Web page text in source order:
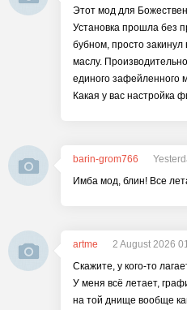
Этот мод для
Установка прошла без
бубном, просто закинул
маслу.
единого зафейленного
Какая у вас настройка
barin-grom766
Имба мод, блин! Все
artme
2 August 2026
Скажите, у кого-то
У меня всё летает,
на той днище вообще